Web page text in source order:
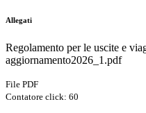
Allegati
Regolamento per le uscite e
aggiornamento2026_1.pdf
File PDF
Contatore click: 60